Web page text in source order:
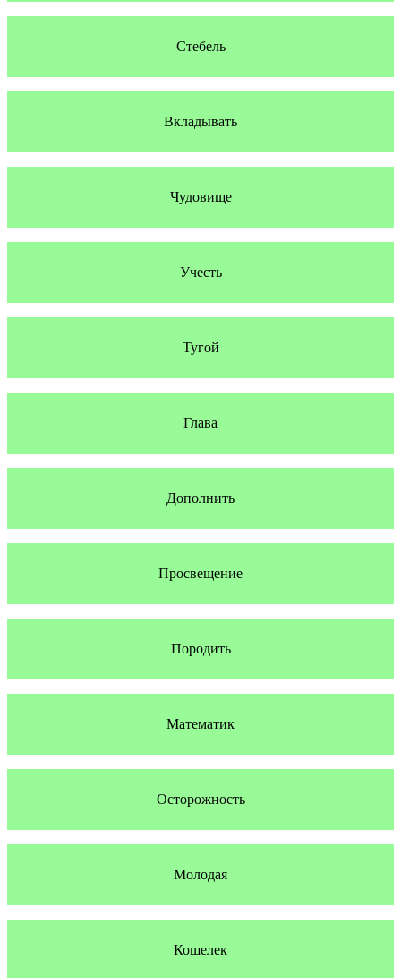
Стебель
Вкладывать
Чудовище
Учесть
Тугой
Глава
Дополнить
Просвещение
Породить
Математик
Осторожность
Молодая
Кошелек